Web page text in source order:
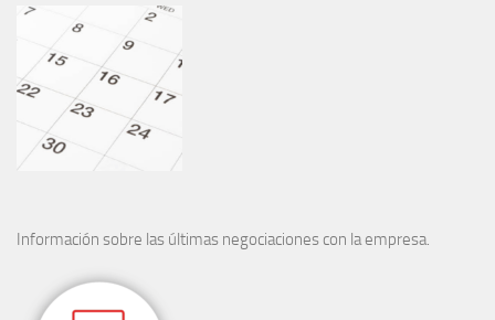
Información sobre las últimas negociaciones con la empresa.